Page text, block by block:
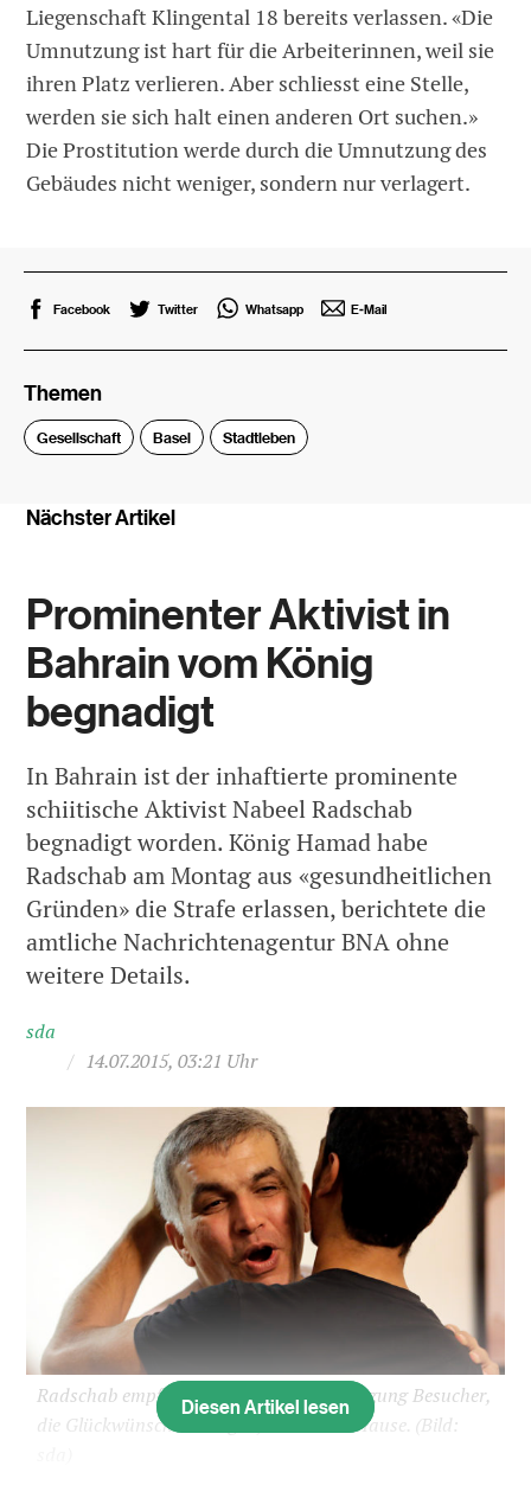
Liegenschaft Klingental 18 bereits verlassen. «Die
Umnutzung ist hart für die Arbeiterinnen, weil sie
ihren Platz verlieren. Aber schliesst eine Stelle,
werden sie sich halt einen anderen Ort suchen.»
Die Prostitution werde durch die Umnutzung des
Gebäudes nicht weniger, sondern nur verlagert.
Facebook Twitter Whatsapp E-Mail
Themen
Gesellschaft Basel Stadtleben
Nächster Artikel
Prominenter Aktivist in
Bahrain vom König
begnadigt
In Bahrain ist der inhaftierte prominente
schiitische Aktivist Nabeel Radschab
begnadigt worden. König Hamad habe
Radschab am Montag aus «gesundheitlichen
Gründen» die Strafe erlassen, berichtete die
amtliche Nachrichtenagentur BNA ohne
weitere Details.
sda
/ 14.07.2015, 03:21 Uhr
Radschab empfängt nach seiner Begnadigung Besucher,
die Glückwünsche übringen, bei sich zu Hause. (Bild:
Diesen Artikel lesen